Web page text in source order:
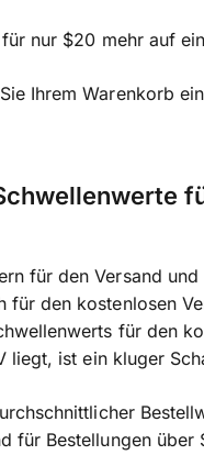
für nur $20 mehr auf
Ihrem Warenkorb
für den Versand
für den kostenlosen
für den
liegt, ist ein kluger
für Bestellungen